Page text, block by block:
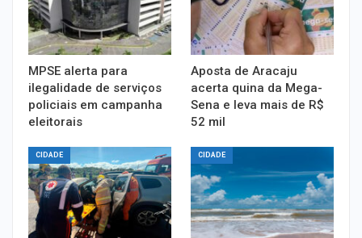
MPSE alerta para
ilegalidade de serviços
policiais em campanha
eleitorais
Aposta de Aracaju
acerta quina da Mega-
Sena e leva mais de R$
52 mil
CIDADE CIDADE